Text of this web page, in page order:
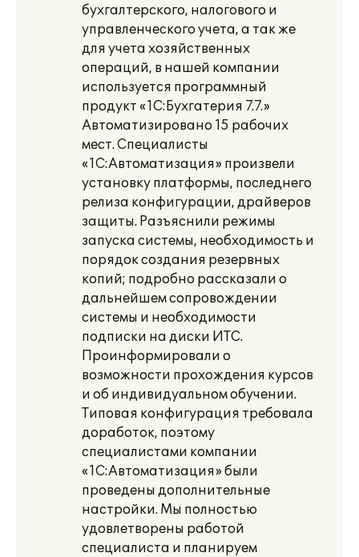
бухгалтерского, налогового и
управленческого учета, а так же
для учета хозяйственных
операций, в нашей компании
используется программный
продукт «1С:Бухгатерия 7.7.»
Автоматизировано 15 рабочих
мест. Специалисты
«1С:Автоматизация» произвели
установку платформы, последнего
релиза конфигурации, драйверов
защиты. Разъяснили режимы
запуска системы, необходимость и
порядок создания резервных
копий; подробно рассказали о
дальнейшем сопровождении
системы и необходимости
подписки на диски ИТС.
Проинформировали о
возможности прохождения курсов
и об индивидуальном обучении.
Типовая конфигурация требовала
доработок, поэтому
специалистами компании
«1С:Автоматизация» были
проведены дополнительные
настройки. Мы полностью
удовлетворены работой
специалиста и планируем